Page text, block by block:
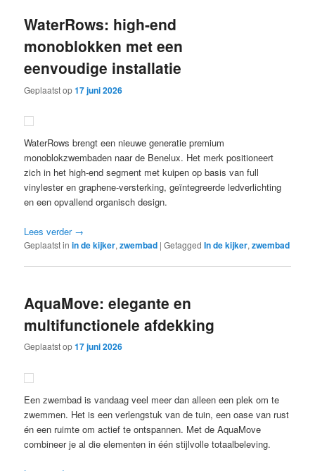
WaterRows: high-end
monoblokken met een
eenvoudige installatie
Geplaatst op17 juni 2026
WaterRows brengt een nieuwe generatie premium
monoblokzwembaden naar de Benelux. Het merk positioneert
zich in het high-end segment met kuipen op basis van full
vinylester en graphene-versterking, geïntegreerde ledverlichting
en een opvallend organisch design.
Lees verder →
Geplaatst in in de kijker,zwembad |Getagged In de kijker,zwembad
AquaMove: elegante en
multifunctionele afdekking
Geplaatst op17 juni 2026
Een zwembad is vandaag veel meer dan alleen een plek om te
zwemmen. Het is een verlengstuk van de tuin, een oase van rust
én een ruimte om actief te ontspannen. Met de AquaMove
combineer je al die elementen in één stijlvolle totaalbeleving.